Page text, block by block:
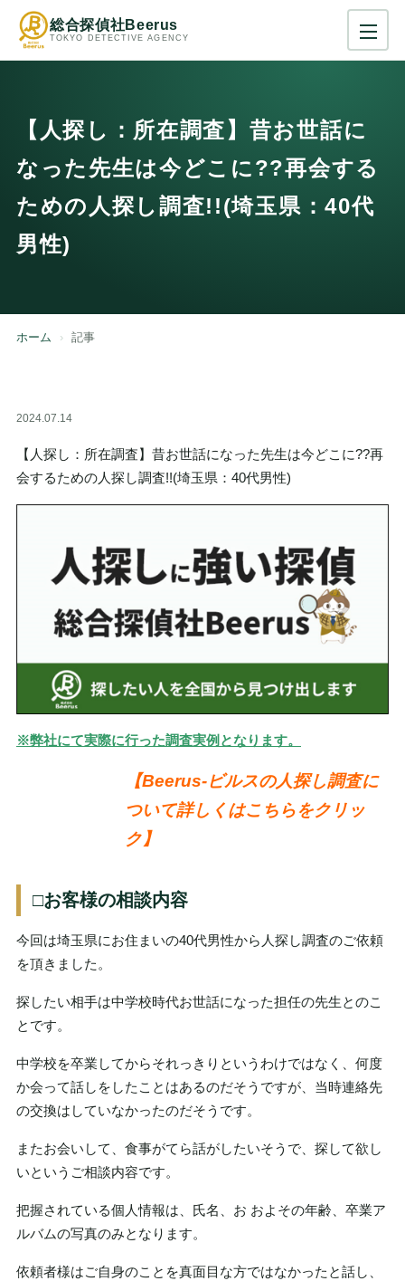
総合探偵社Beerus
TOKYO DETECTIVE AGENCY
【人探し：所在調査】昔お世話に
なった先生は今どこに??再会する
ための人探し調査!!(埼玉県：40代
男性)
ホーム 記事
2024.07.14
【人探し：所在調査】昔お世話になった先生は今どこに??再
会するための人探し調査!!(埼玉県：40代男性)
※弊社にて実際に行った調査実例となります。
【Beerus‐ビルスの人探し調査に
ついて詳しくはこちらをクリッ
ク】
□お客様の相談内容
今回は埼玉県にお住まいの40代男性から人探し調査のご依頼
を頂きました。
探したい相手は中学校時代お世話になった担任の先生とのこ
とです。
中学校を卒業してからそれっきりというわけではなく、何度
か会って話しをしたことはあるのだそうですが、当時連絡先
の交換はしていなかったのだそうです。
またお会いして、食事がてら話がしたいそうで、探して欲し
いというご相談内容です。
把握されている個人情報は、氏名、お およその年齢、卒業ア
ルバムの写真のみとなります。
依頼者様はご自身のことを真面目な方ではなかったと話し、